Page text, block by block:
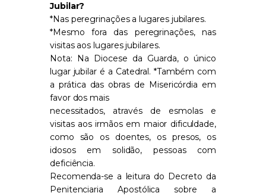
Jubilar?
*Nas peregrinações a lugares jubilares.
*Mesmo fora das peregrinações, nas
visitas aos lugares jubilares.
Nota: Na Diocese da Guarda, o único
lugar jubilar é a Catedral. *Também com
a prática das obras de Misericórdia em
favor dos mais
necessitados, através de esmolas e
visitas aos irmãos em maior dificuldade,
como são os doentes, os presos, os
idosos em solidão, pessoas com
deficiência.
Recomenda-se a leitura do Decreto da
Penitenciaria Apostólica sobre a